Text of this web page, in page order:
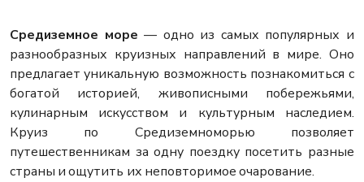
Средиземное море — одно из самых популярных и
разнообразных круизных направлений в мире. Оно
предлагает уникальную возможность познакомиться с
богатой историей, живописными побережьями,
кулинарным искусством и культурным наследием.
Круиз по Средиземноморью позволяет
путешественникам за одну поездку посетить разные
страны и ощутить их неповторимое очарование.